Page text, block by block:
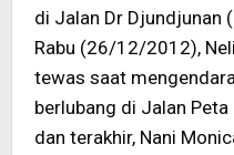
di Jalan Dr Djundjunan
Rabu (26/12/2012),
tewas saat
berlubang di Jalan
dan terakhir, Nani